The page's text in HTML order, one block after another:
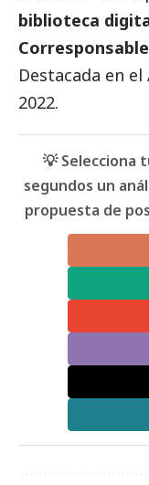
biblioteca
Destacada en el
2022.
💡 Selecciona
segundos un
propuesta de